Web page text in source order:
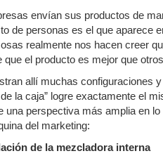
envían sus productos de
de personas es el que aparece
realmente nos hacen creer
el producto es mejor que
allí muchas configuraciones
la caja” logre exactamente el
perspectiva más amplia en
del marketing:
de la mezcladora interna